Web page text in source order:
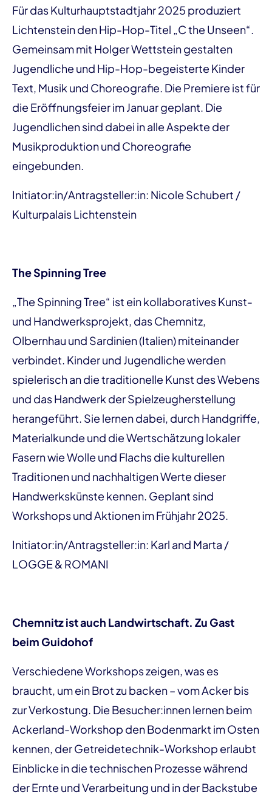
Für das Kulturhauptstadtjahr 2025 produziert
Lichtenstein den Hip-Hop-Titel „C the Unseen“.
Gemeinsam mit Holger Wettstein gestalten
Jugendliche und Hip-Hop-begeisterte Kinder
Text, Musik und Choreografie. Die Premiere ist für
die Eröffnungsfeier im Januar geplant. Die
Jugendlichen sind dabei in alle Aspekte der
Musikproduktion und Choreografie
eingebunden.
Initiator:in/Antragsteller:in: Nicole Schubert /
Kulturpalais Lichtenstein
The Spinning Tree
„The Spinning Tree“ ist ein kollaboratives Kunst-
und Handwerksprojekt, das Chemnitz,
Olbernhau und Sardinien (Italien) miteinander
verbindet. Kinder und Jugendliche werden
spielerisch an die traditionelle Kunst des Webens
und das Handwerk der Spielzeugherstellung
herangeführt. Sie lernen dabei, durch Handgriffe,
Materialkunde und die Wertschätzung lokaler
Fasern wie Wolle und Flachs die kulturellen
Traditionen und nachhaltigen Werte dieser
Handwerkskünste kennen. Geplant sind
Workshops und Aktionen im Frühjahr 2025.
Initiator:in/Antragsteller:in: Karl and Marta /
LOGGE & ROMANI
Chemnitz ist auch Landwirtschaft. Zu Gast
beim Guidohof
Verschiedene Workshops zeigen, was es
braucht, um ein Brot zu backen – vom Acker bis
zur Verkostung. Die Besucher:innen lernen beim
Ackerland-Workshop den Bodenmarkt im Osten
kennen, der Getreidetechnik-Workshop erlaubt
Einblicke in die technischen Prozesse während
der Ernte und Verarbeitung und in der Backstube